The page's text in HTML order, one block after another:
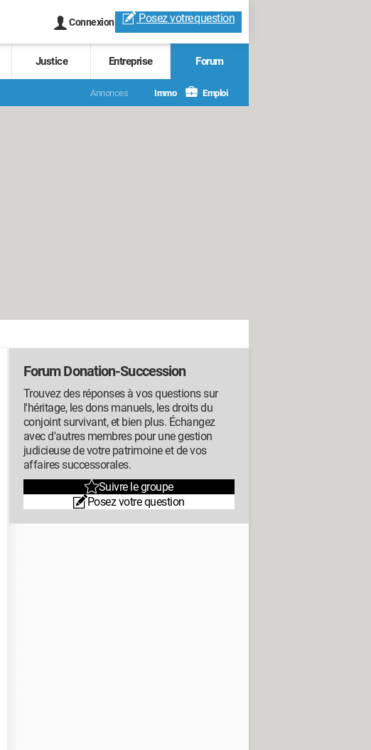
Connexion Posez votrequestion
Justice Entreprise Forum
Annonces Immo Emploi
Forum Donation-Succession
Trouvez des réponses à vos questions sur
l'héritage, les dons manuels, les droits du
conjoint survivant, et bien plus. Échangez
avec d'autres membres pour une gestion
judicieuse de votre patrimoine et de vos
affaires successorales.
Suivre le groupe
Posez votre question